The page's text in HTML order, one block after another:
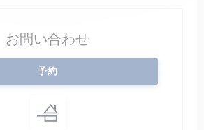
お問い合わせ
予約